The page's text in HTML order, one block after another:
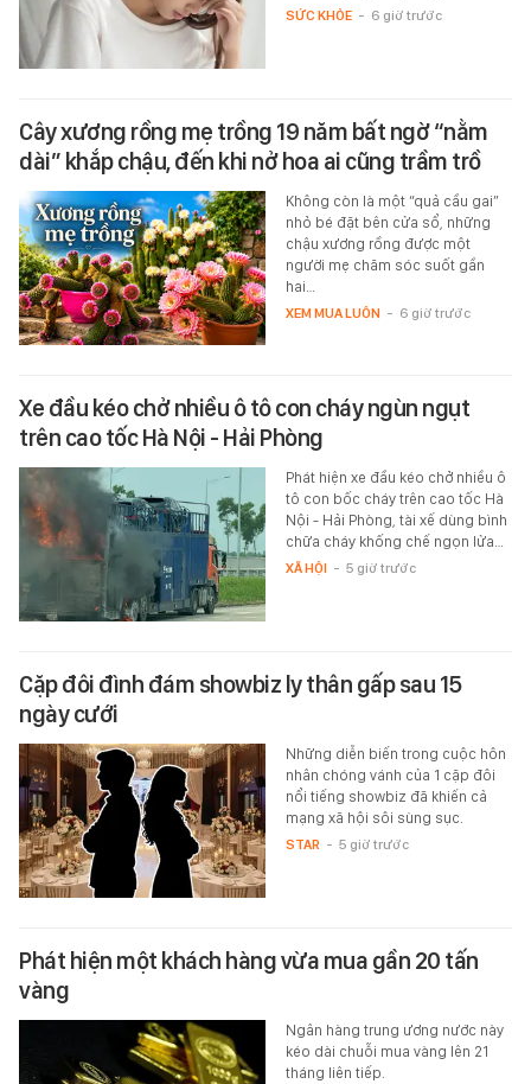
SỨC KHỎE - 6 giờ trước
Cây xương rồng mẹ trồng 19 năm bất ngờ “nằm
dài” khắp chậu, đến khi nở hoa ai cũng trầm trồ
Không còn là một “quả cầu gai”
nhỏ bé đặt bên cửa sổ, những
chậu xương rồng được một
người mẹ chăm sóc suốt gần
hai…
XEM MUA LUÔN - 6 giờ trước
Xe đầu kéo chở nhiều ô tô con cháy ngùn ngụt
trên cao tốc Hà Nội - Hải Phòng
Phát hiện xe đầu kéo chở nhiều ô
tô con bốc cháy trên cao tốc Hà
Nội - Hải Phòng, tài xế dùng bình
chữa cháy khống chế ngọn lửa…
XÃ HỘI - 5 giờ trước
Cặp đôi đình đám showbiz ly thân gấp sau 15
ngày cưới
Những diễn biến trong cuộc hôn
nhân chóng vánh của 1 cặp đôi
nổi tiếng showbiz đã khiến cả
mạng xã hội sôi sùng sục.
STAR - 5 giờ trước
Phát hiện một khách hàng vừa mua gần 20 tấn
vàng
Ngân hàng trung ương nước này
kéo dài chuỗi mua vàng lên 21
tháng liên tiếp.